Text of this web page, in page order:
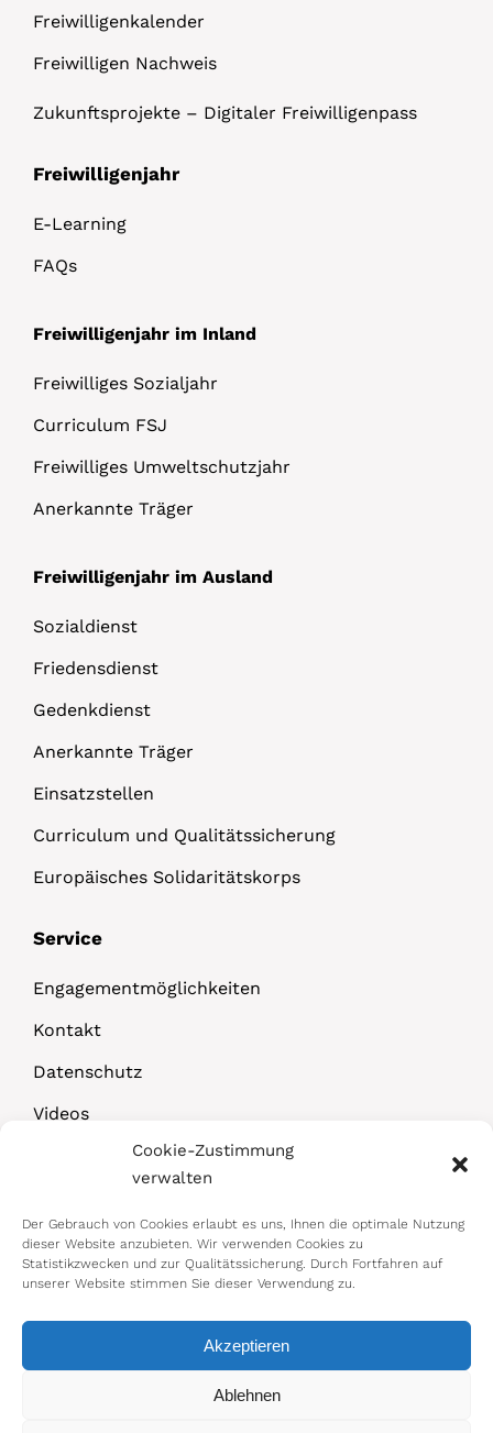
Cookie-Zustimmung
verwalten
Der Gebrauch von Cookies erlaubt es uns, Ihnen die optimale Nutzung
dieser Website anzubieten. Wir verwenden Cookies zu
Statistikzwecken und zur Qualitätssicherung. Durch Fortfahren auf
unserer Website stimmen Sie dieser Verwendung zu.
Akzeptieren
Ablehnen
Freiwilligenkalender
Freiwilligen Nachweis
Zukunftsprojekte – Digitaler Freiwilligenpass
Freiwilligenjahr
E-Learning
FAQs
Freiwilligenjahr im Inland
Freiwilliges Sozialjahr
Curriculum FSJ
Freiwilliges Umweltschutzjahr
Anerkannte Träger
Freiwilligenjahr im Ausland
Sozialdienst
Friedensdienst
Gedenkdienst
Anerkannte Träger
Einsatzstellen
Curriculum und Qualitätssicherung
Europäisches Solidaritätskorps
Service
Engagementmöglichkeiten
Kontakt
Datenschutz
Videos
© 2026 Bundesministerium für Arbeit,